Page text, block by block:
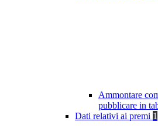
Ammontare
pubblicare in
Dati relativi ai premi 1